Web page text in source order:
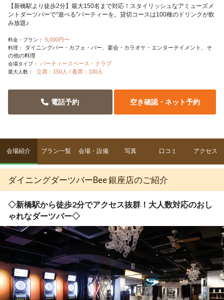
【新橋駅より徒歩2分】最大150名まで対応！スタイリッシュなアミューズメ
ントダーツバーで“遊べる”パーティーを。貸切コースは100種のドリンクが飲
み放題♪
料金・プラン： 5,000円〜
料理： ダイニングバー・カフェ・バー 宴会・カラオケ・エンターテイメント
そ
の他の料理
会場タイプ： パーティースペース・クラブ
最大人数： 立席：150人 / 着席：100人
空き確認・ネット予約
電話予約
会場紹介 プラン一覧 会場・設備 写真 口コミ アクセス
ダイニングダーツバーBee 銀座店のご紹介
◇新橋駅から徒歩2分でアクセス抜群！大人数対応のおし
ゃれなダーツバー◇